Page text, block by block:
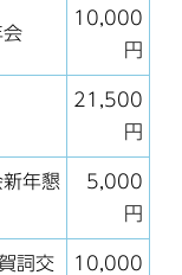
会
10,000
円
21,500
円
年懇
5,000
円
詞交
10,000